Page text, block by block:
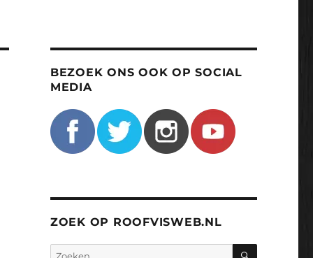
BEZOEK ONS OOK OP SOCIAL
MEDIA
ZOEK OP ROOFVISWEB.NL
Zoeken
ZOEKEN